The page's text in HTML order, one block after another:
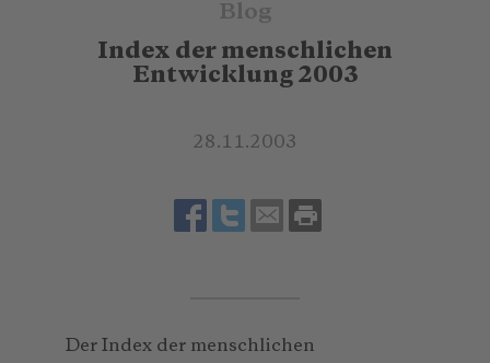
Blog
Index der menschlichen
Entwicklung 2003
28.11.2003
Der Index der menschlichen